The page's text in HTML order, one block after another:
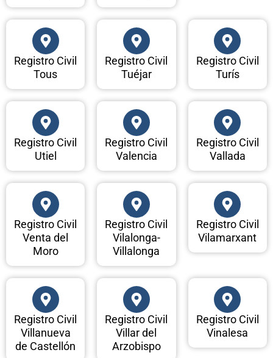
Registro Civil
Tous
Registro Civil
Tuéjar
Registro Civil
Turís
Registro Civil
Utiel
Registro Civil
Valencia
Registro Civil
Vallada
Registro Civil
Venta del
Moro
Registro Civil
Vilalonga-
Villalonga
Registro Civil
Vilamarxant
Registro Civil
Villanueva
de Castellón
Registro Civil
Villar del
Arzobispo
Registro Civil
Vinalesa